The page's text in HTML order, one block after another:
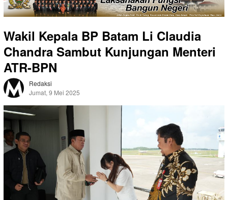
Wakil Kepala BP Batam Li Claudia
Chandra Sambut Kunjungan Menteri
ATR-BPN
Redaksi
Jumat, 9 Mei 2025